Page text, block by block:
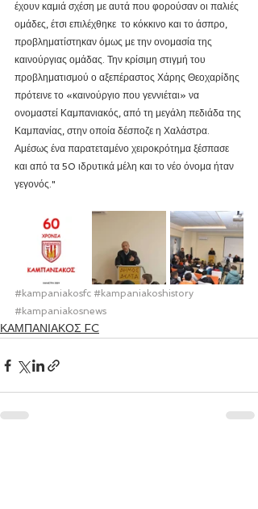
έχουν καμιά σχέση με αυτά που φορούσαν οι παλιές
ομάδες, έτσι επιλέχθηκε  το κόκκινο και το άσπρο,
προβληματίστηκαν όμως με την ονομασία της
καινούργιας ομάδας. Την κρίσιμη στιγμή του
προβληματισμού ο αξεπέραστος Χάρης Θεοχαρίδης
πρότεινε το «καινούργιο που γεννιέται» να
ονομαστεί Καμπανιακός, από τη μεγάλη πεδιάδα της
Καμπανίας, στην οποία δέσποζε η Χαλάστρα.
Αμέσως ένα παρατεταμένο χειροκρότημα ξέσπασε
και από τα 50 ιδρυτικά μέλη και το νέο όνομα ήταν
γεγονός."
#kampaniakosfc #kampaniakoshistory
#kampaniakosnews
ΚΑΜΠΑΝΙΑΚΟΣ FC